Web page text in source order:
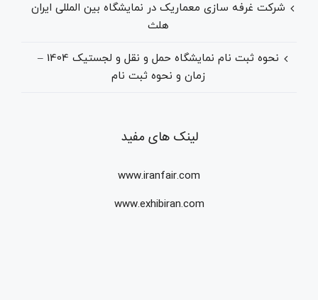
شرکت غرفه سازی معماریک در نمایشگاه بین المللی ایران
هلث
نحوه ثبت نام نمایشگاه حمل و نقل و لجستیک 1404 –
زمان و نحوه ثبت نام
لینک های مفید
www.iranfair.com
www.exhibiran.com